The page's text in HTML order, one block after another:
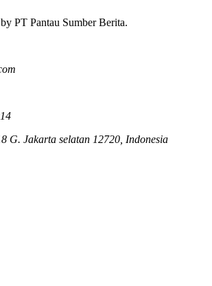
PT Pantau Sumber Berita.
G. Jakarta selatan 12720, Indonesia